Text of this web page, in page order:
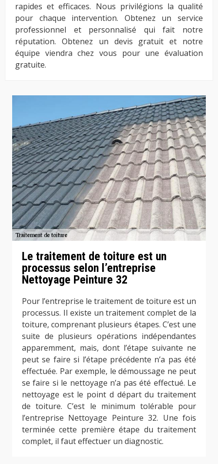
rapides et efficaces. Nous privilégions la qualité
pour chaque intervention. Obtenez un service
professionnel et personnalisé qui fait notre
réputation. Obtenez un devis gratuit et notre
équipe viendra chez vous pour une évaluation
gratuite.
Le traitement de toiture est un
processus selon l’entreprise
Nettoyage Peinture 32
Pour l’entreprise le traitement de toiture est un
processus. Il existe un traitement complet de la
toiture, comprenant plusieurs étapes. C’est une
suite de plusieurs opérations indépendantes
apparemment, mais, dont l’étape suivante ne
peut se faire si l’étape précédente n’a pas été
effectuée. Par exemple, le démoussage ne peut
se faire si le nettoyage n’a pas été effectué. Le
nettoyage est le point d départ du traitement
de toiture. C’est le minimum tolérable pour
l’entreprise Nettoyage Peinture 32. Une fois
terminée cette première étape du traitement
complet, il faut effectuer un diagnostic.